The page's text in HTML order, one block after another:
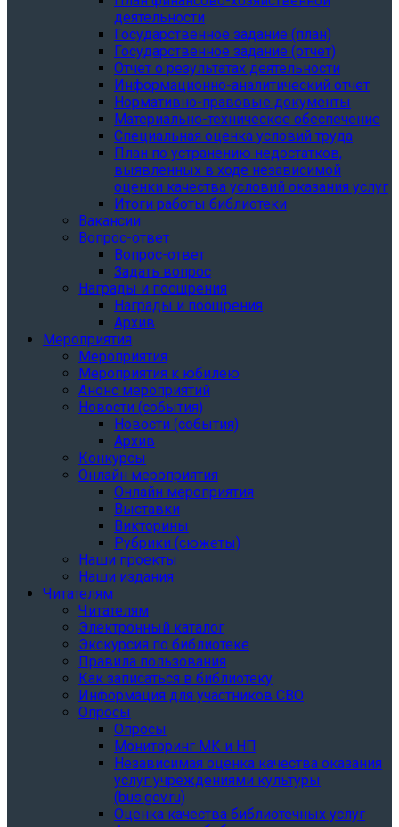
деятельности
Государственное задание (план)
Государственное задание (отчет)
Отчет о результатах деятельности
Информационно-аналитический отчет
Нормативно-правовые документы
Материально-техническое обеспечение
Специальная оценка условий труда
План по устранению недостатков,
выявленных в ходе независимой
оценки качества условий оказания услуг
Итоги работы библиотеки
Вакансии
Вопрос-ответ
Вопрос-ответ
Задать вопрос
Награды и поощрения
Награды и поощрения
Архив
Мероприятия
Мероприятия
Мероприятия к юбилею
Анонс мероприятий
Новости (события)
Новости (события)
Архив
Конкурсы
Онлайн мероприятия
Онлайн мероприятия
Выставки
Викторины
Рубрики (сюжеты)
Наши проекты
Наши издания
Читателям
Читателям
Электронный каталог
Экскурсия по библиотеке
Правила пользования
Как записаться в библиотеку
Информация для участников СВО
Опросы
Опросы
Мониторинг МК и НП
Независимая оценка качества оказания
услуг учреждениями культуры
(bus.gov.ru)
Оценка качества библиотечных услуг